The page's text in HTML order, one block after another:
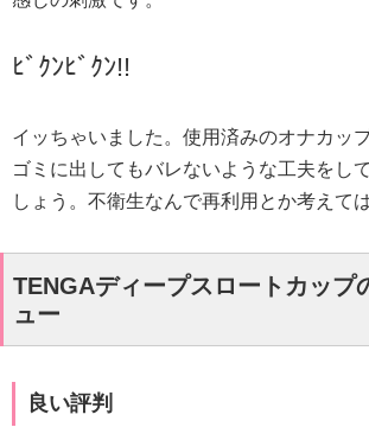
ﾋﾞｸﾝﾋﾞｸﾝ!!
イッちゃいました。使用済みのオナカッ
ゴミに出してもバレないような工夫をし
しょう。不衛生なんで再利用とか考えて
TENGAディープスロートカップ
ュー
良い評判